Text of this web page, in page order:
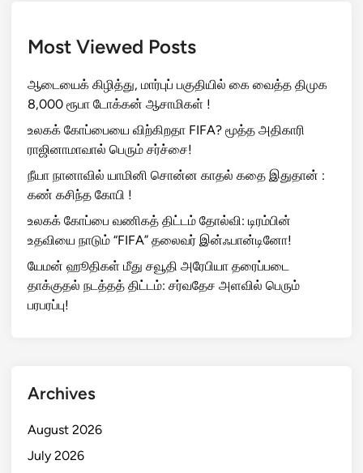
Most Viewed Posts
ஆடையைக் கிழித்து, மார்புப் பகுதியில் கை வைத்த திமுக
8,000 ரூபா டோக்கன் ஆசாமிகள் !
உலகக் கோப்பையை விற்கிறதா FIFA? மூத்த அதிகாரி
ராஜினாமாவால் பெரும் சர்ச்சை!
நீயா நானாவில் யாமினி சொன்ன காதல் கதை இதுதான் :
கண் கசிந்த கோபி !
உலகக் கோப்பை வணிகத் திட்டம் தோல்வி: டிரம்பின்
உதவியை நாடும் “FIFA” தலைவர் இன்ஃபான்டினோ!
யேமன் ஹூதிகள் மீது சவூதி அரேபியா தரைப்படை
தாக்குதல் நடத்தத் திட்டம்: சர்வதேச அளவில் பெரும்
பரபரப்பு!
Archives
August 2026
July 2026